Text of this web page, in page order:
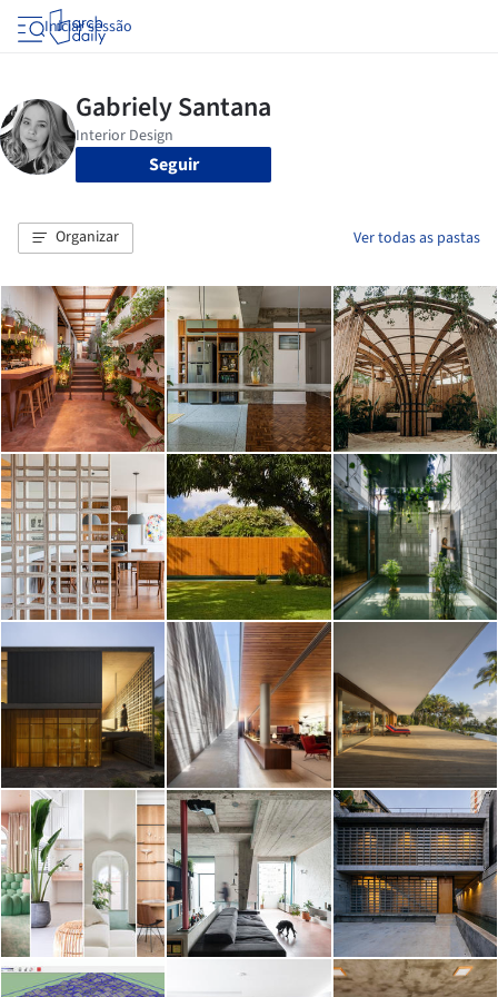
Iniciar sessão
Seguir
Organizar Ver todas as pastas